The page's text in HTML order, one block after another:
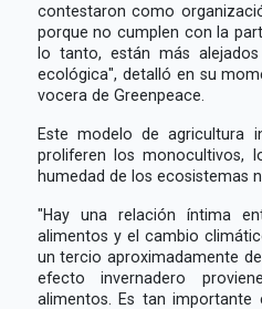
contestaron como
porque no cumplen con la
lo tanto, están más
ecológica", detalló en su
vocera de Greenpeace.
Este modelo de agricultura
proliferen los monocultivos,
humedad de los ecosistemas
"Hay una relación íntima
alimentos y el cambio
un tercio aproximadamente
efecto invernadero
alimentos. Es tan